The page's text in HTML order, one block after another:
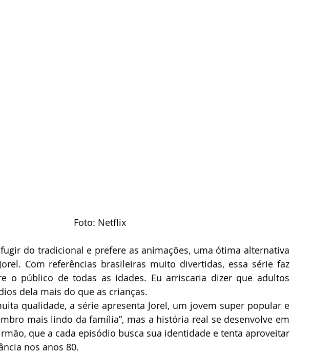
Foto: Netflix
do tradicional e prefere as animações, uma ótima alternativa
Com referências brasileiras muito divertidas, essa série faz
o público de todas as idades. Eu arriscaria dizer que adultos
dela mais do que as crianças.
qualidade, a série apresenta Jorel, um jovem super popular e
mais lindo da família”, mas a história real se desenvolve em
que a cada episódio busca sua identidade e tenta aproveitar
nos anos 80.